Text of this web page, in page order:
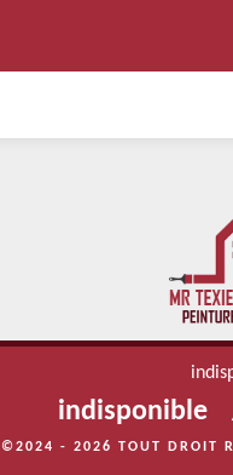
indisponible
©2024 - 2026 TOUT DROIT